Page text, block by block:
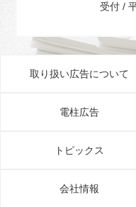
受付 /
取り扱い広告について
電柱広告
トピックス
会社情報